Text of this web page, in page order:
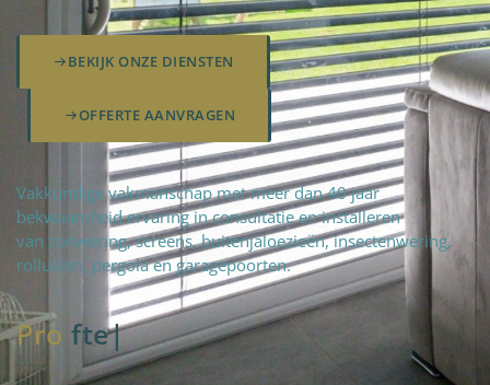
BEKIJK ONZE DIENSTEN
OFFERTE AANVRAGEN
Vakkundige vakmanschap met meer dan 40 jaar
bekwaamheid ervaring in consultatie en installeren
van zonwering, screens, buitenjaloezieën, insectenwering,
rolluiken, pergola en garagepoorten.
Pro fteam|